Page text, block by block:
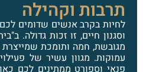
תרבות וקהילה
לחיות בקרב אנשים שדומים
וסגנון חיים, זו זכות גדולה.
מגובשת, חמה ותומכת שמייצרת
עמוקות. מגוון עשיר של